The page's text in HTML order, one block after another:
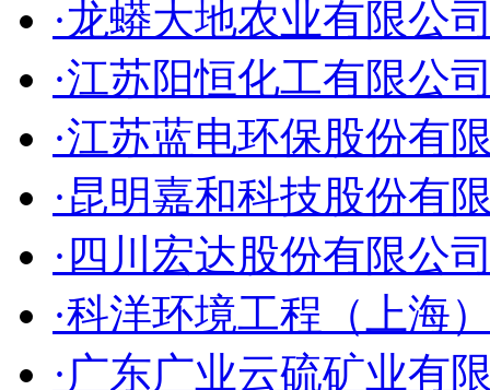
·龙蟒大地农业有限公
·江苏阳恒化工有限公
·江苏蓝电环保股份有
·昆明嘉和科技股份有
·四川宏达股份有限公
·科洋环境工程（上海
·广东广业云硫矿业有